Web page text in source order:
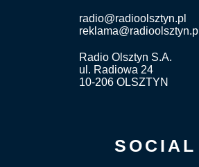
radio@radioolsztyn.pl
reklama@radioolsztyn.pl
Radio Olsztyn S.A.
ul. Radiowa 24
10-206 OLSZTYN
SOCIAL